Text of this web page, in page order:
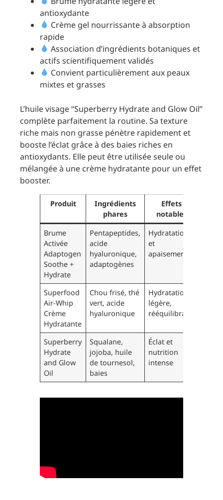
antioxydante
Crème gel nourrissante à absorption
rapide
Association d’ingrédients botaniques et
actifs scientifiquement validés
Convient particulièrement aux peaux
mixtes et grasses
L’huile visage “Superberry Hydrate and Glow Oil”
complète parfaitement la routine. Sa texture
riche mais non grasse pénètre rapidement et
booste l’éclat grâce à des baies riches en
antioxydants. Elle peut être utilisée seule ou
mélangée à une crème hydratante pour un effet
booster.
Produit
Ingrédients
phares
Effets
notables
Brume
Activée
Adaptogen
Soothe +
Hydrate
Pentapeptides,
acide
hyaluronique,
adaptogènes
Hydratation
et
apaisement
Superfood
Air-Whip
Crème
Hydratante
Chou frisé, thé
vert, acide
hyaluronique
Hydratation
légère,
rééquilibrage
Superberry
Hydrate
and Glow
Oil
Squalane,
jojoba, huile
de tournesol,
baies
Éclat et
nutrition
intense